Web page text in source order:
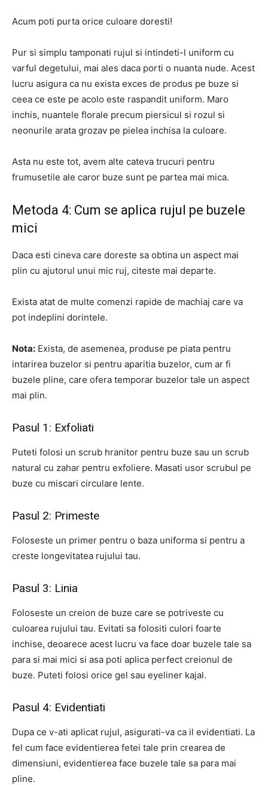
Acum poti purta orice culoare doresti!
Pur si simplu tamponati rujul si intindeti-l uniform cu
varful degetului, mai ales daca porti o nuanta nude. Acest
lucru asigura ca nu exista exces de produs pe buze si
ceea ce este pe acolo este raspandit uniform. Maro
inchis, nuantele florale precum piersicul si rozul si
neonurile arata grozav pe pielea inchisa la culoare.
Asta nu este tot, avem alte cateva trucuri pentru
frumusetile ale caror buze sunt pe partea mai mica.
Metoda 4: Cum se aplica rujul pe buzele
mici
Daca esti cineva care doreste sa obtina un aspect mai
plin cu ajutorul unui mic ruj, citeste mai departe.
Exista atat de multe comenzi rapide de machiaj care va
pot indeplini dorintele.
Nota: Exista, de asemenea, produse pe piata pentru
intarirea buzelor si pentru aparitia buzelor, cum ar fi
buzele pline, care ofera temporar buzelor tale un aspect
mai plin.
Pasul 1: Exfoliati
Puteti folosi un scrub hranitor pentru buze sau un scrub
natural cu zahar pentru exfoliere. Masati usor scrubul pe
buze cu miscari circulare lente.
Pasul 2: Primeste
Foloseste un primer pentru o baza uniforma si pentru a
creste longevitatea rujului tau.
Pasul 3: Linia
Foloseste un creion de buze care se potriveste cu
culoarea rujului tau. Evitati sa folositi culori foarte
inchise, deoarece acest lucru va face doar buzele tale sa
para si mai mici si asa poti aplica perfect creionul de
buze. Puteti folosi orice gel sau eyeliner kajal.
Pasul 4: Evidentiati
Dupa ce v-ati aplicat rujul, asigurati-va ca il evidentiati. La
fel cum face evidentierea fetei tale prin crearea de
dimensiuni, evidentierea face buzele tale sa para mai
pline.